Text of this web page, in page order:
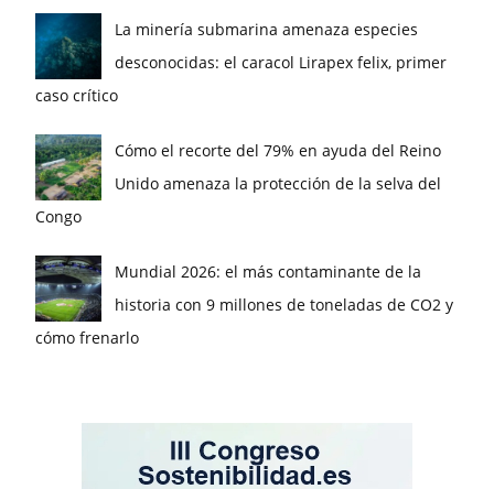
La minería submarina amenaza especies
desconocidas: el caracol Lirapex felix, primer
caso crítico
Cómo el recorte del 79% en ayuda del Reino
Unido amenaza la protección de la selva del
Congo
Mundial 2026: el más contaminante de la
historia con 9 millones de toneladas de CO2 y
cómo frenarlo